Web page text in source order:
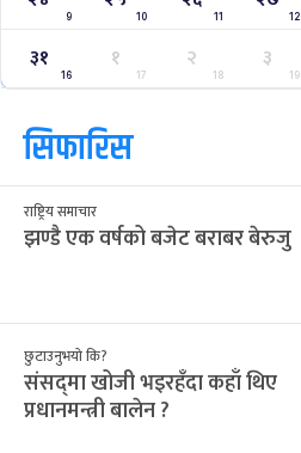
9 10 11 12
३१
16
१
17
२
18
३
19
सिफारिस
राष्ट्रिय समाचार
झण्डै एक वर्षको बजेट बराबर बेरुजु
छुटाउनुभयो कि?
संसद्‌मा खोजी भइरहँदा कहाँ थिए
प्रधानमन्त्री बालेन ?